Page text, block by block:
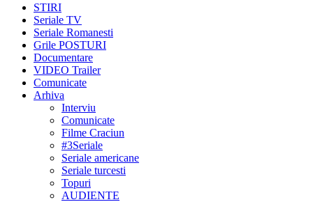
STIRI
Seriale TV
Seriale Romanesti
Grile POSTURI
Documentare
VIDEO Trailer
Comunicate
Arhiva
Interviu
Comunicate
Filme Craciun
#3Seriale
Seriale americane
Seriale turcesti
Topuri
AUDIENTE